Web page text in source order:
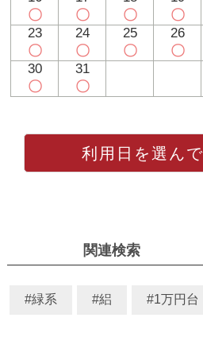
〇 〇 〇 〇
23
〇
24
〇
25
〇
26
〇
30
〇
31
〇
利用日を選ん
関連検索
#緑系 #絽 #1万円台